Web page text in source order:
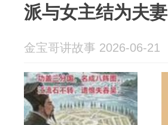
派与女主结为夫妻
金宝哥讲故事 2026-06-21